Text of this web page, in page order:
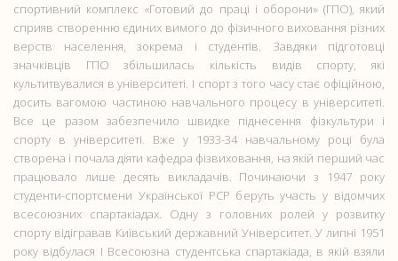
спортивний комплекс «Готовий до праці і оборони» (ГПО), який
сприяв створенню єдиних вимого до фізичного виховання різних
верств населення, зокрема і студентів. Завдяки підготовці
значківців ГПО збільшилась кількість видів спорту, які
культитвувалися в університеті. І спорт з того часу стає офіційною,
досить вагомою частиною навчального процесу в університеті.
Все це разом забезпечило швидке піднесення фізкультури і
спорту в університеті. Вже у 1933-34 навчальному році була
створена і почала діяти кафедра фізвиховання, на якій перший час
працювало лише десять викладачів. Починаючи з 1947 року
студенти-спортсмени Української РСР беруть участь у відомчих
всесоюзних спартакіадах. Одну з головних ролей у розвитку
спорту відігравав Київський державний Університет. У липні 1951
року відбулася І Всесоюзна студентська спартакіада, в якій взяли